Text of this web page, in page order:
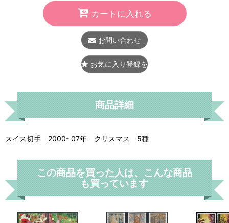
カートに入れる
お問い合わせ
お気に入り登録をする
商品詳細
スイス切手 2000- 07年 クリスマス 5種
この商品を買った人は、こんな商品
も買っています